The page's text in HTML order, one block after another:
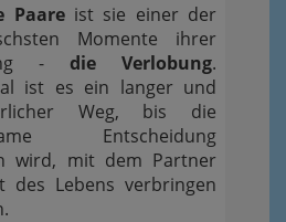
Paareist sie einer der
Momente ihrer
- die Verlobung.
ist es ein langer und
Weg, bis die
Entscheidung
wird, mit dem Partner
des Lebens verbringen